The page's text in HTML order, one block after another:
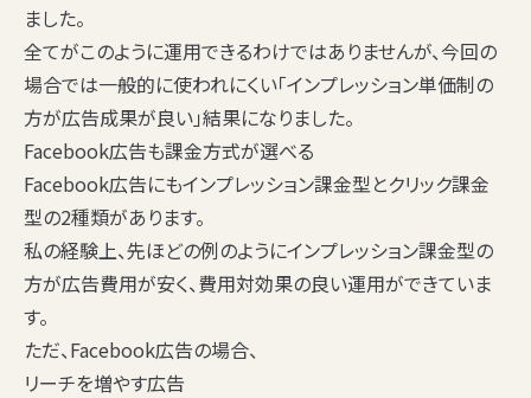
ました。
全てがこのように運用できるわけではありませんが、今回の
場合では一般的に使われにくい「インプレッション単価制の
方が広告成果が良い」結果になりました。
Facebook広告も課金方式が選べる
Facebook広告にもインプレッション課金型とクリック課金
型の2種類があります。
私の経験上、先ほどの例のようにインプレッション課金型の
方が広告費用が安く、費用対効果の良い運用ができていま
す。
ただ、Facebook広告の場合、
リーチを増やす広告